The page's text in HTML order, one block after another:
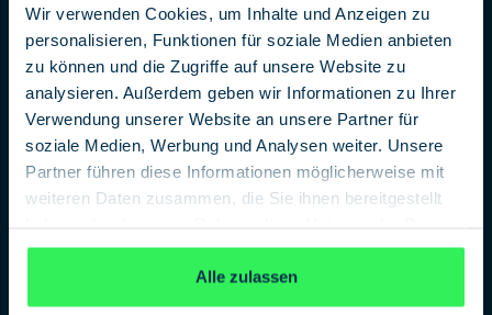
Wir verwenden Cookies, um Inhalte und Anzeigen zu
personalisieren, Funktionen für soziale Medien anbieten
zu können und die Zugriffe auf unsere Website zu
analysieren. Außerdem geben wir Informationen zu Ihrer
Verwendung unserer Website an unsere Partner für
soziale Medien, Werbung und Analysen weiter. Unsere
Partner führen diese Informationen möglicherweise mit
weiteren Daten zusammen, die Sie ihnen bereitgestellt
gesammelt haben.Datenschutzerklärung
Alle zulassen
Spionieren mit versteckten Kameras zu benutzten.
Eines der wichtigsten Handwerkzeuge von Spionen ist
das Ver- und Entschlüsseln von geheimen Botschaften.
Moderator Elton und Robert Rückel werden daher einige
raffinierte Geheimschriften vorstellen und selbst
ausprobieren. Da die Kinder hierzu Fragen beantworten
müssen, sei an dieser Stelle noch nicht mehr verraten…